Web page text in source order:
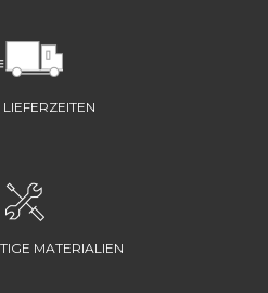
MATERIALIEN